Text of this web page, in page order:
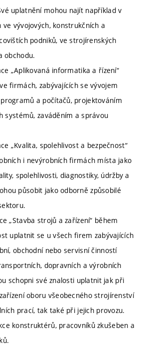
uplatnění mohou najít například v
vývojových, konstrukčních a
podniků, ve strojírenských
obchodu.
„Aplikovaná informatika a řízení“
firmách, zabývajících se vývojem
a počítačů, projektováním
systémů, zaváděním a správou
„Kvalita, spolehlivost a bezpečnost“
i nevýrobních firmách místa jako
spolehlivosti, diagnostiky, údržby a
působit jako odborně způsobilé
„Stavba strojů a zařízení“ během
uplatnit se u všech firem zabývajících
obchodní nebo servisní činností
dopravních a výrobních
schopni své znalosti uplatnit jak při
oboru všeobecného strojírenství
prací, tak také při jejich provozu.
konstruktérů, pracovníků zkušeben a